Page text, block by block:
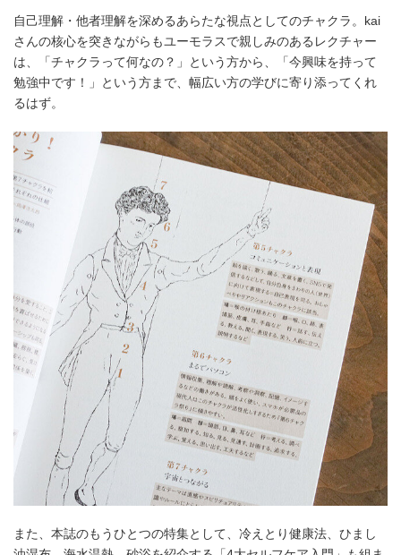
自己理解・他者理解を深めるあらたな視点としてのチャクラ。kai
さんの核心を突きながらもユーモラスで親しみのあるレクチャー
は、「チャクラって何なの？」という方から、「今興味を持って
勉強中です！」という方まで、幅広い方の学びに寄り添ってくれ
るはず。
また、本誌のもうひとつの特集として、冷えとり健康法、ひまし